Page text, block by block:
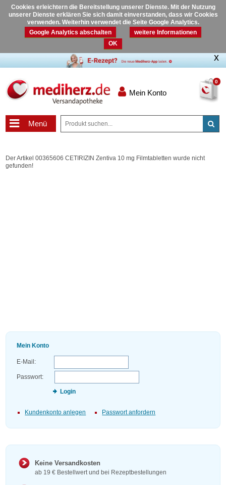
Cookies erleichtern die Bereitstellung unserer Dienste. Mit der Nutzung
unserer Dienste erklären Sie sich damit einverstanden, dass wir Cookies
verwenden. Weiterhin verwendet die Seite Google Analytics.
Google Analytics abschalten
weitere Informationen
OK
0
Mein Konto
Menü
Der Artikel 00365606 CETIRIZIN Zentiva 10 mg Filmtabletten wurde nicht
gefunden!
Mein Konto
E-Mail:
Passwort:
Login
Kundenkonto anlegen Passwort anfordern
Keine Versandkosten
ab 19 € Bestellwert und bei Rezeptbestellungen